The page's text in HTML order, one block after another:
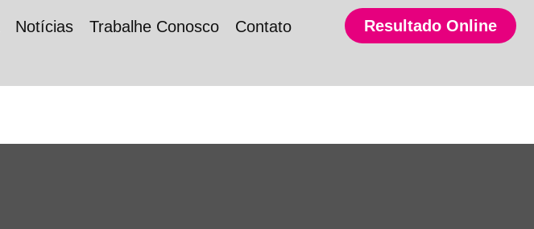
Notícias Trabalhe Conosco Contato Resultado Online